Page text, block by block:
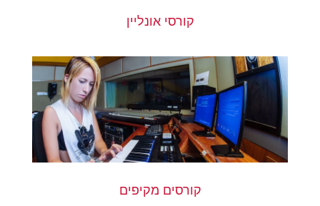
קורסי אונליין
קורסים מקיפים